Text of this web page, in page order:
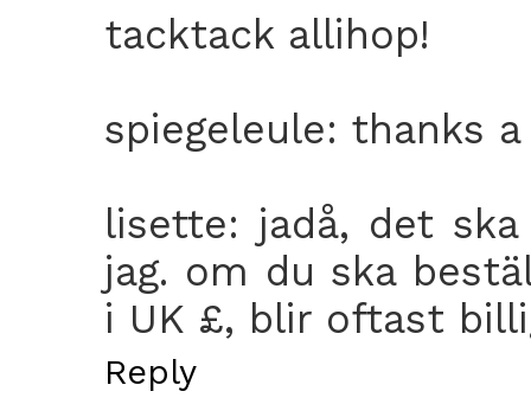
tacktack allihop!
spiegeleule: thanks
lisette: jadå, det
jag. om du ska
i UK £, blir oftast
Reply